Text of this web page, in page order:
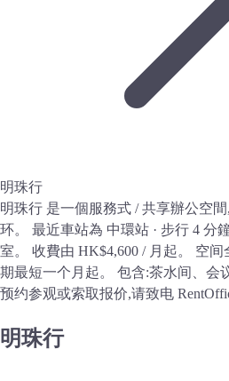
明珠行
明珠行 是一個服務式 / 共享辦公空
环。 最近車站為 中環站 · 步行 4 分
室。 收費由 HK$4,600 / 月起。 空
期最短一个月起。 包含:茶水间、会
预约参观或索取报价,请致电
明珠行